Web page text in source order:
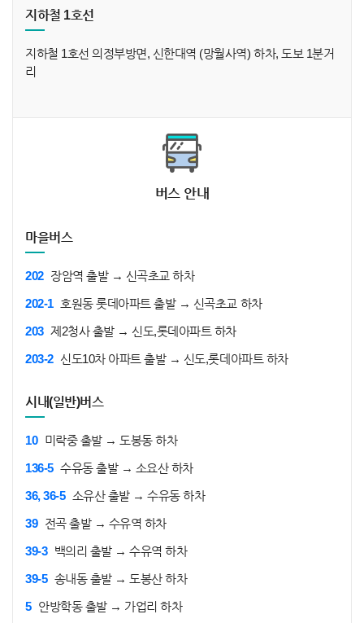
지하철 1호선
지하철 1호선 의정부방면, 신한대역 (망월사역) 하차, 도보 1분거
리
버스 안내
마을버스
202 장암역 출발 → 신곡초교 하차
202-1 호원동 롯데아파트 출발 → 신곡초교 하차
203 제2청사 출발 → 신도,롯데아파트 하차
203-2 신도10차 아파트 출발 → 신도,롯데아파트 하차
시내(일반)버스
10 미락중 출발 → 도봉동 하차
136-5 수유동 출발 → 소요산 하차
36, 36-5 소유산 출발 → 수유동 하차
39 전곡 출발 → 수유역 하차
39-3 백의리 출발 → 수유역 하차
39-5 송내동 출발 → 도봉산 하차
5 안방학동 출발 → 가업리 하차